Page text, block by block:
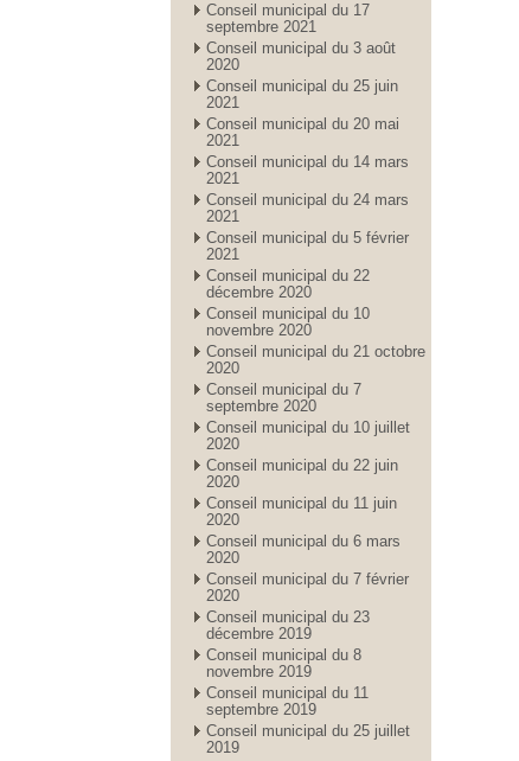
Conseil municipal du 17
septembre 2021
Conseil municipal du 3 août
2020
Conseil municipal du 25 juin
2021
Conseil municipal du 20 mai
2021
Conseil municipal du 14 mars
2021
Conseil municipal du 24 mars
2021
Conseil municipal du 5 février
2021
Conseil municipal du 22
décembre 2020
Conseil municipal du 10
novembre 2020
Conseil municipal du 21 octobre
2020
Conseil municipal du 7
septembre 2020
Conseil municipal du 10 juillet
2020
Conseil municipal du 22 juin
2020
Conseil municipal du 11 juin
2020
Conseil municipal du 6 mars
2020
Conseil municipal du 7 février
2020
Conseil municipal du 23
décembre 2019
Conseil municipal du 8
novembre 2019
Conseil municipal du 11
septembre 2019
Conseil municipal du 25 juillet
2019